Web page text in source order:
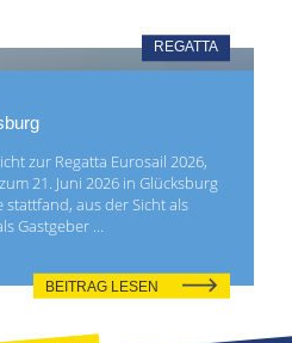
REGATTA
zur Regatta Eurosail 2026,
21. Juni 2026 in Glücksburg
aus der Sicht als
Gastgeber …
BEITRAG LESEN